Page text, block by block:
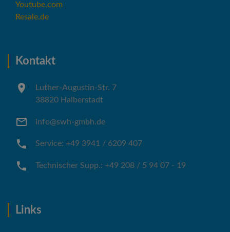
Youtube.com
Resale.de
Kontakt
Luther-Augustin-Str. 7
38820 Halberstadt
info@swh-gmbh.de
Service: +49 3941 / 6209 407
Technischer Supp.: +49 208 / 5 94 07 - 19
Links